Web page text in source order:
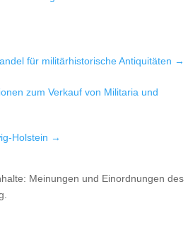
für militärhistorische Antiquitäten →
zum Verkauf von Militaria und
Holstein →
Meinungen und Einordnungen des